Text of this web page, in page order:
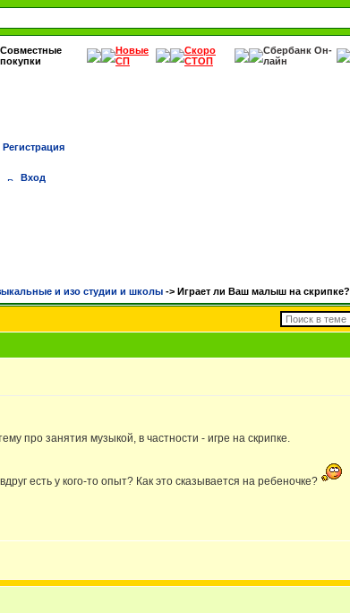
Совместные
покупки
Новые
СП
Скоро
СТОП
Сбербанк Он-
лайн
Регистрация
Вход
и изо студии и школы -> Играет ли Ваш малыш на скрипке?
про занятия музыкой, в частности - игре на скрипке.
есть у кого-то опыт? Как это сказывается на ребеночке?